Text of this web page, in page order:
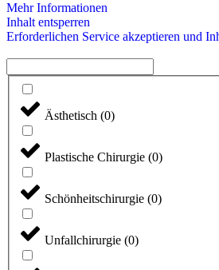
Mehr Informationen
Inhalt entsperren
Erforderlichen Service akzeptieren und
Ästhetisch (0)
Plastische Chirurgie (0)
Schönheitschirurgie (0)
Unfallchirurgie (0)